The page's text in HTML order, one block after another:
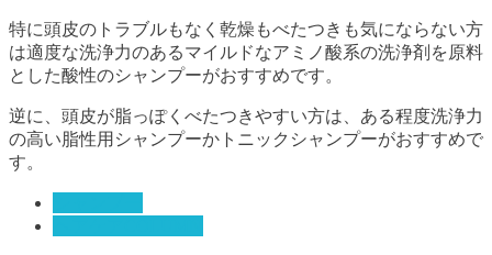
特に頭皮のトラブルもなく乾燥もべたつきも気にならない方
は適度な洗浄力のあるマイルドなアミノ酸系の洗浄剤を原料
とした酸性のシャンプーがおすすめです。
逆に、頭皮が脂っぽくべたつきやすい方は、ある程度洗浄力
の高い脂性用シャンプーかトニックシャンプーがおすすめで
す。